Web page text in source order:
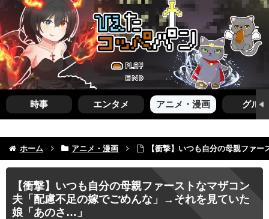
時事 エンタメ アニメ・漫画 グルメ
ホーム アニメ・漫画 【衝撃】いつも自分の母親ファ
【衝撃】いつも自分の母親ファーストなマザコン
夫「配慮不足の嫁でごめんな」→それを見ていた
娘「あのさ…」